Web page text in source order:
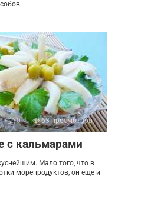
0 63 просмотров
с кальмарами
Мало того, что в
морепродуктов, он еще и